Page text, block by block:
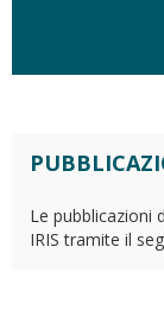
Le pubblicazioni
IRIS tramite il